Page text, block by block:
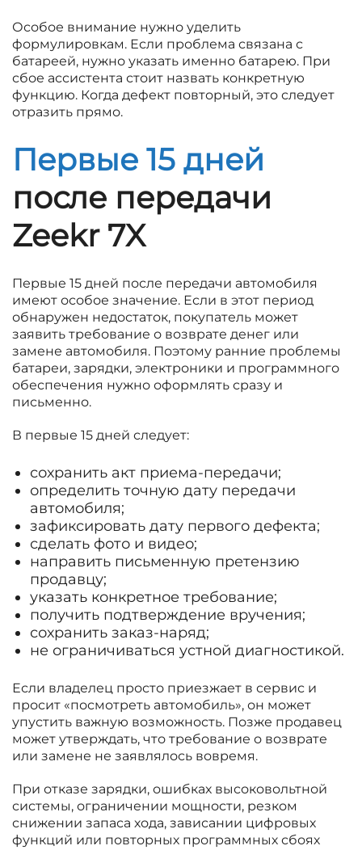
Особое внимание нужно уделить
формулировкам. Если проблема связана с
батареей, нужно указать именно батарею. При
сбое ассистента стоит назвать конкретную
функцию. Когда дефект повторный, это следует
отразить прямо.
Первые 15 дней
после передачи
Zeekr 7X
Первые 15 дней после передачи автомобиля
имеют особое значение. Если в этот период
обнаружен недостаток, покупатель может
заявить требование о возврате денег или
замене автомобиля. Поэтому ранние проблемы
батареи, зарядки, электроники и программного
обеспечения нужно оформлять сразу и
письменно.
В первые 15 дней следует:
сохранить акт приема-передачи;
определить точную дату передачи
автомобиля;
зафиксировать дату первого дефекта;
сделать фото и видео;
направить письменную претензию
продавцу;
указать конкретное требование;
получить подтверждение вручения;
сохранить заказ-наряд;
не ограничиваться устной диагностикой.
Если владелец просто приезжает в сервис и
просит «посмотреть автомобиль», он может
упустить важную возможность. Позже продавец
может утверждать, что требование о возврате
или замене не заявлялось вовремя.
При отказе зарядки, ошибках высоковольтной
системы, ограничении мощности, резком
снижении запаса хода, зависании цифровых
функций или повторных программных сбоях